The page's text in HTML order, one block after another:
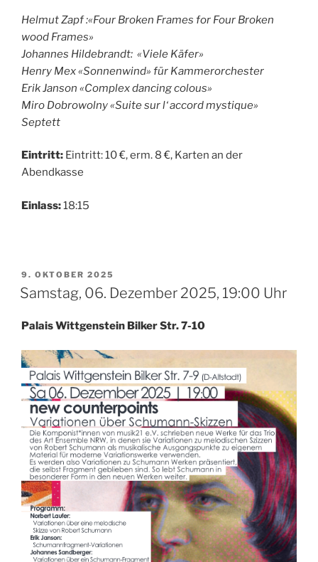
Helmut Zapf :«Four Broken Frames for Four Broken
wood Frames»
Johannes Hildebrandt: «Viele Käfer»
Henry Mex «Sonnenwind» für Kammerorchester
Erik Janson «Complex dancing colous»
Miro Dobrowolny «Suite sur l‘ accord mystique»
Septett
Eintritt: Eintritt: 10 €, erm. 8 €, Karten an der
Abendkasse
Einlass:18:15
VERÖFFENTLICHT
AM
9. OKTOBER 2025
Samstag, 06. Dezember 2025, 19:00 Uhr
Palais Wittgenstein Bilker Str. 7-10